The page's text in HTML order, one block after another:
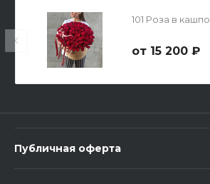
101 Роза в кашпо
15 200 ₽
Публичная оферта